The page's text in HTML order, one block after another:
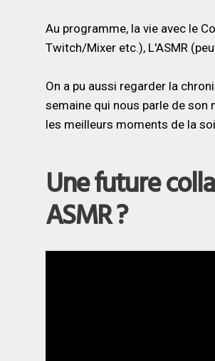
Au programme, la vie avec le
Twitch/Mixer etc.), L'ASMR
On a pu aussi regarder la
semaine qui nous parle de son
les meilleurs moments de la
Une future
ASMR ?